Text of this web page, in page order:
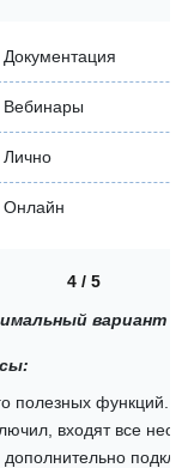
Документация
Вебинары
Лично
Онлайн
4 / 5
вариант
полезных функций. В
входят все
дополнительно